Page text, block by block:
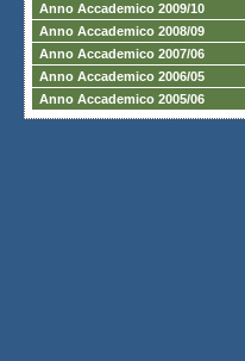
Anno Accademico 2009/10
Anno Accademico 2008/09
Anno Accademico 2007/06
Anno Accademico 2006/05
Anno Accademico 2005/06